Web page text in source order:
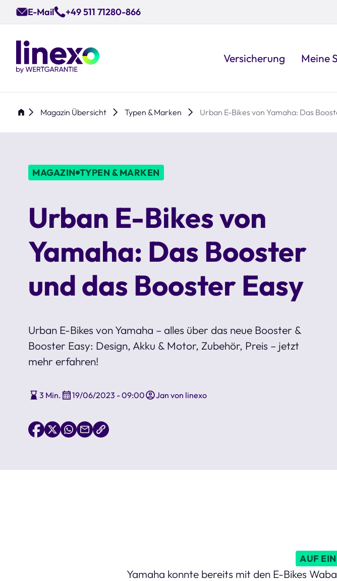
Skip
content
E-Mail +49 511 71280-866
Versicherung Meine
Magazin Übersicht Typen & Marken Urban E-Bikes von Yamaha: Das
MAGAZIN TYPEN & MARKEN
Urban E-Bikes von
Yamaha: Das Booster
und das Booster Easy
Urban E-Bikes von Yamaha – alles über das neue Booster &
Booster Easy: Design, Akku & Motor, Zubehör, Preis – jetzt
mehr erfahren!
3 Min. 19/06/2023 - 09:00 Jan von linexo
AUF
Yamaha konnte bereits mit den E-Bikes